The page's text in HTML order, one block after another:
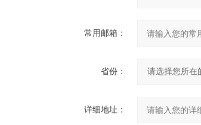
常用邮箱：
省份：
详细地址：